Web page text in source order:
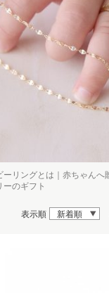
ーリングとは｜赤ちゃんへ
ーのギフト
表示順 新着順